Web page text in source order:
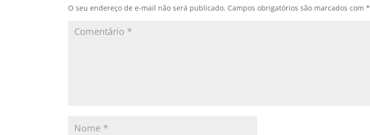
O seu endereço de e-mail não será publicado. Campos obrigatórios são marcados com*